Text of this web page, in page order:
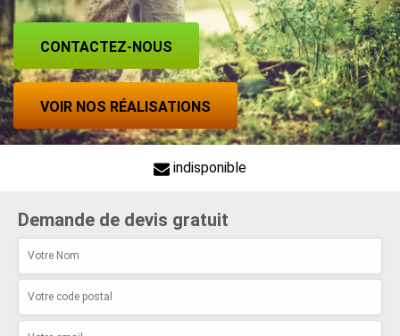
CONTACTEZ-NOUS
VOIR NOS RÉALISATIONS
indisponible
Demande de devis gratuit